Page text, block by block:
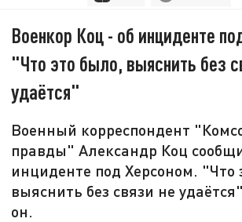
Военкор Коц - об инциденте
"Что это было, выяснить без
удаётся"
Военный корреспондент
правды" Александр Коц
инциденте под Херсоном. "Что
выяснить без связи не
он.